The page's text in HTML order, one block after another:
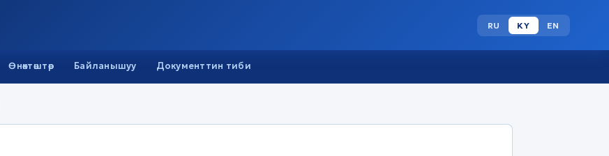
RU KY EN
Өнөктөштөр Байланышуу Документтин тиби